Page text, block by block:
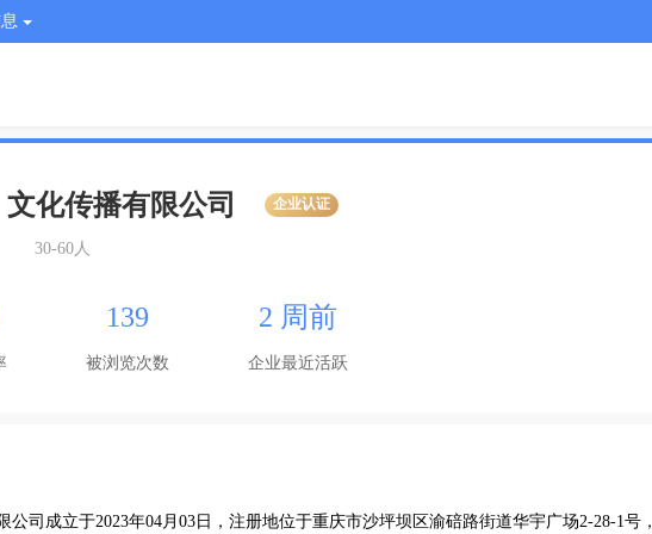
化传播有限公司 企业认证
30-60人
139
被浏览次数
2 周前
企业最近活跃
公司成立于2023年04月03日，注册地位于重庆市沙坪坝区渝碚路街道华宇广场2-28-1号，